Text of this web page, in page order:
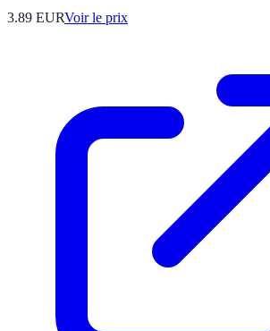
3.89 EURVoir le prix